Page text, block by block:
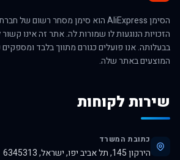
בבעלותה. אנו פועלים כגורם מתווך בלבד
המוצעים באתר שלה.
שירות לקוחות
כתובת המשרד
הירקון 145, תל אביב יפו, ישראל, 6345313